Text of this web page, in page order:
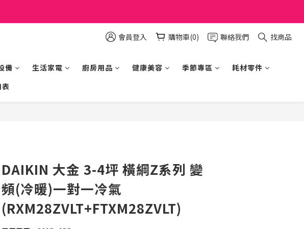
優惠價
會員登入 購物車(0) 聯絡我們 找商品
備 生活家電 廚房用品 健康美容 季節專區
耗材零件
DAIKIN 大金 3-4坪 橫綱Z系列 變
頻(冷暖)一對一冷氣
(RXM28ZVLT+FTXM28ZVLT)